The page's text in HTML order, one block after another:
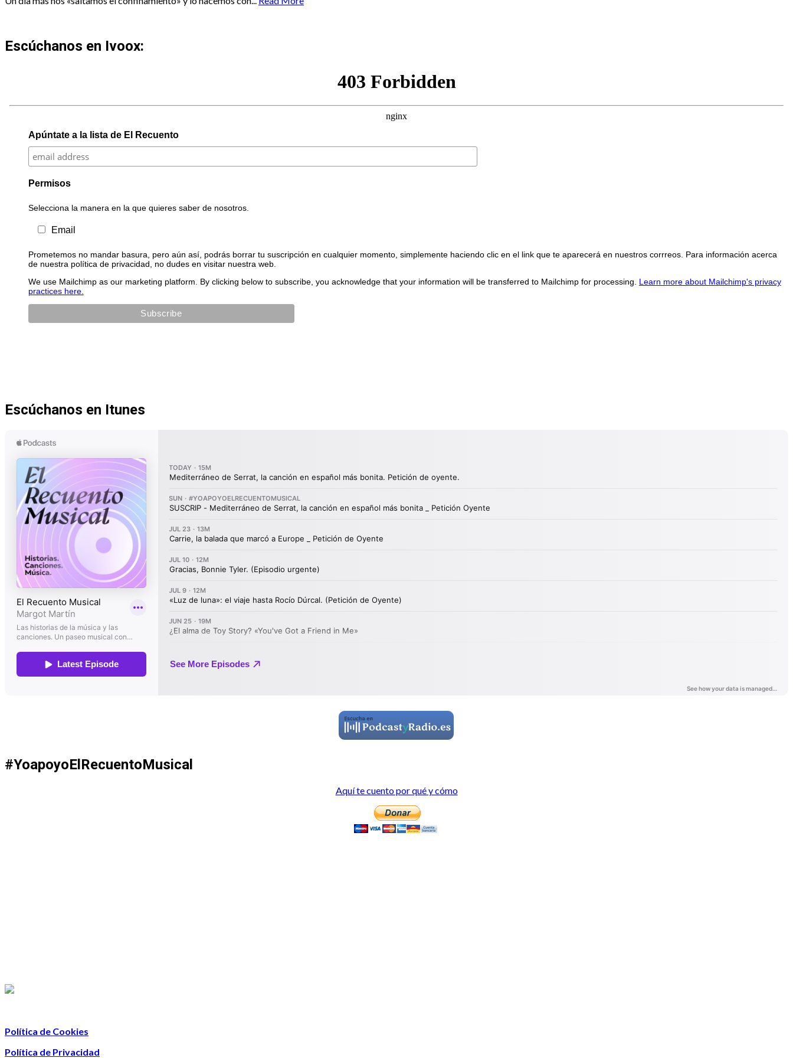
Escúchanos en Ivoox:
Apúntate a la lista de El Recuento
Permisos
Selecciona la manera en la que quieres saber de nosotros.
Email
Prometemos no mandar basura, pero aún así, podrás borrar tu suscripción en cualquier momento, simplemente haciendo clic en el link que te aparecerá en nuestros corrreos. Para información acerca
de nuestra política de privacidad, no dudes en visitar nuestra web.
We use Mailchimp as our marketing platform. By clicking below to subscribe, you acknowledge that your information will be transferred to Mailchimp for processing. Learn more about Mailchimp's privacy
practices here.
Escúchanos en Itunes
#YoapoyoElRecuentoMusical
Aquí te cuento por qué y cómo
Política de Cookies
Política de Privacidad